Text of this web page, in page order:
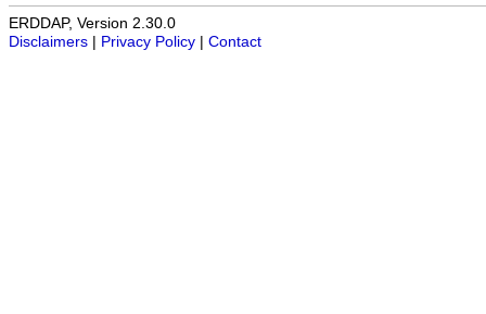
ERDDAP, Version 2.30.0
Disclaimers
Privacy Policy Contact